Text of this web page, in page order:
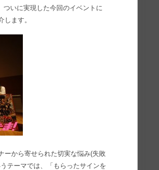
いに実現した今回のイベントに
ます。
ーから寄せられた切実な悩み(失敗
テーマでは、「もらったサインを